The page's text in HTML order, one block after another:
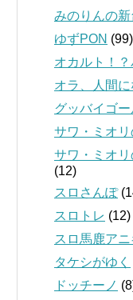
みのりんの
ゆずPON (99)
オカルト！？
オラ、人間に
グッバイゴー
サワ・ミオ
サワ・ミオ
(12)
スロさんぽ
スロトレ (12)
スロ馬鹿アニ
タケシがゆく
ドッチーノ